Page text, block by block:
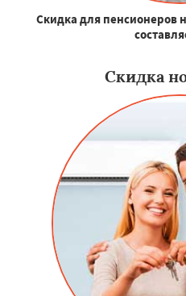
Скидка для пенсионеров
Скидка